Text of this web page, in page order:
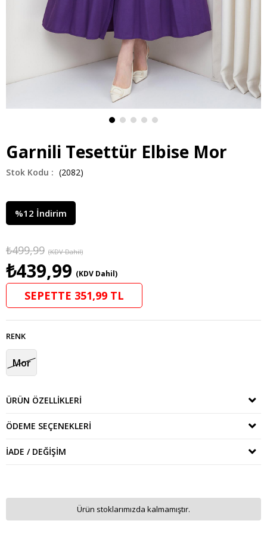
Garnili Tesettür Elbise Mor
(2082)
%12 İndirim
₺499,99 (KDV Dahil)
₺439,99 (KDV Dahil)
SEPETTE 351,99 TL
RENK
Mor
ÜRÜN ÖZELLIKLERI
ÖDEME SEÇENEKLERI
İADE / DEĞIŞIM
Ürün stoklarımızda kalmamıştır.